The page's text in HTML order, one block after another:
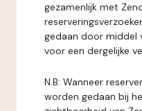
gezamenlijk met
gedaan door middel
voor een dergelijke
N.B: Wanneer
worden gedaan bij